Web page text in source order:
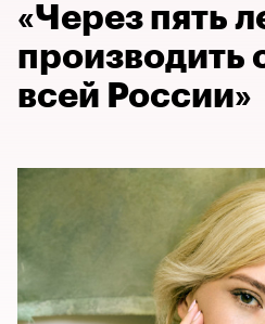
«Через пять
производить
всей России»